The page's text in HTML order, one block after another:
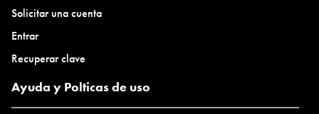
Solicitar una cuenta
Entrar
Recuperar clave
Ayuda y Polticas de uso